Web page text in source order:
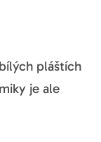
pláštích
je ale